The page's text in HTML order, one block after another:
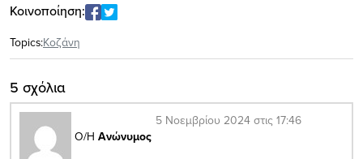
Κοινοποίηση:
Topics:Κοζάνη
5 σχόλια
Ο/Η Ανώνυμος
5 Νοεμβρίου 2024 στις 17:46